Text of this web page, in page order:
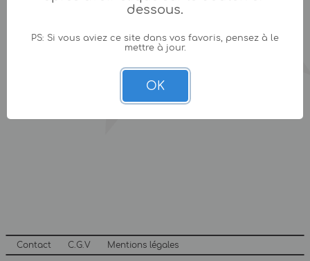
Contact C.G.V Mentions légales
dessous.
PS: Si vous aviez ce site dans vos favoris, pensez à le
mettre à jour.
OK